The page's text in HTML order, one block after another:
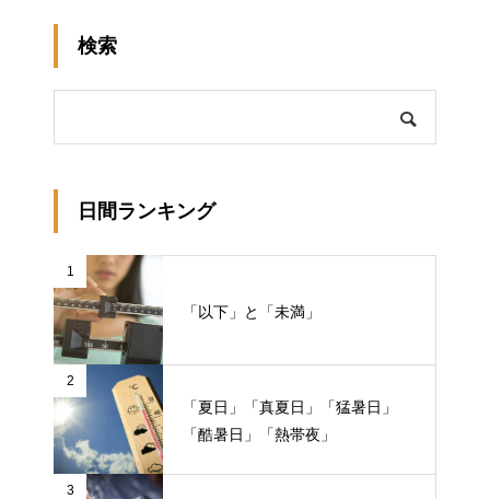
検索
日間ランキング
1
「以下」と「未満」
2
「夏日」「真夏日」「猛暑日」
「酷暑日」「熱帯夜」
3